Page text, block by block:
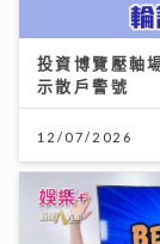
投資博覽壓軸
示散戶警號
12/07/2026